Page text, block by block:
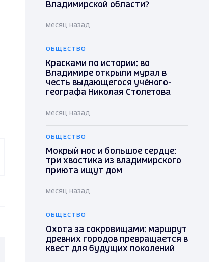
Владимирской области?
месяц назад
ОБЩЕСТВО
Красками по истории: во
Владимире открыли мурал в
честь выдающегося учёного-
географа Николая Столетова
месяц назад
ОБЩЕСТВО
Мокрый нос и большое сердце:
три хвостика из владимирского
приюта ищут дом
месяц назад
ОБЩЕСТВО
Охота за сокровищами: маршрут
древних городов превращается в
квест для будущих поколений